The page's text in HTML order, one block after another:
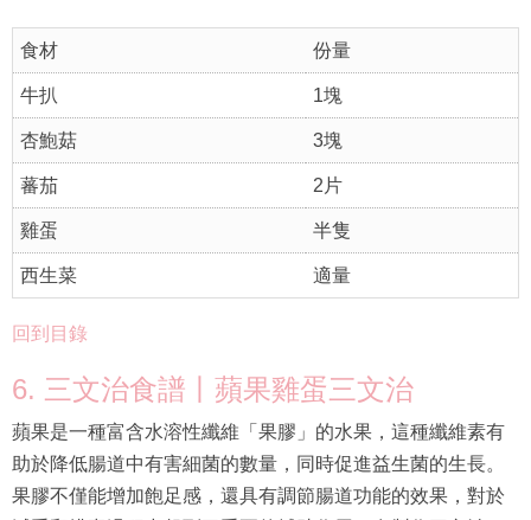
食材 份量
牛扒 1塊
杏鮑菇 3塊
蕃茄 2片
雞蛋 半隻
西生菜 適量
回到目錄
6. 三文治食譜丨蘋果雞蛋三文治
蘋果是一種富含水溶性纖維「果膠」的水果，這種纖維素有
助於降低腸道中有害細菌的數量，同時促進益生菌的生長。
果膠不僅能增加飽足感，還具有調節腸道功能的效果，對於